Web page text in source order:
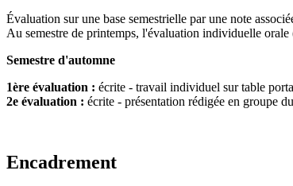
Évaluation sur une base semestrielle par une note
Au semestre de printemps, l'évaluation individuelle
Semestre d'automne
1ère évaluation : écrite - travail individuel sur table
2e évaluation : écrite - présentation rédigée en groupe
Encadrement